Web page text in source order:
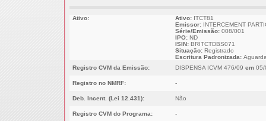
Ativo: Ativo:ITCT81
Emissor:INTERCEMENT
Série/Emissão:008/001
IPO: ND
ISIN:BRITCTDBS071
Situação:Registrado
Escritura Padronizada:
Registro CVM da Emissão:
DISPENSA ICVM 476/09 em05/
Registro no NMRF: -
Deb. Incent. (Lei 12.431): Não
Registro CVM do Programa:
-